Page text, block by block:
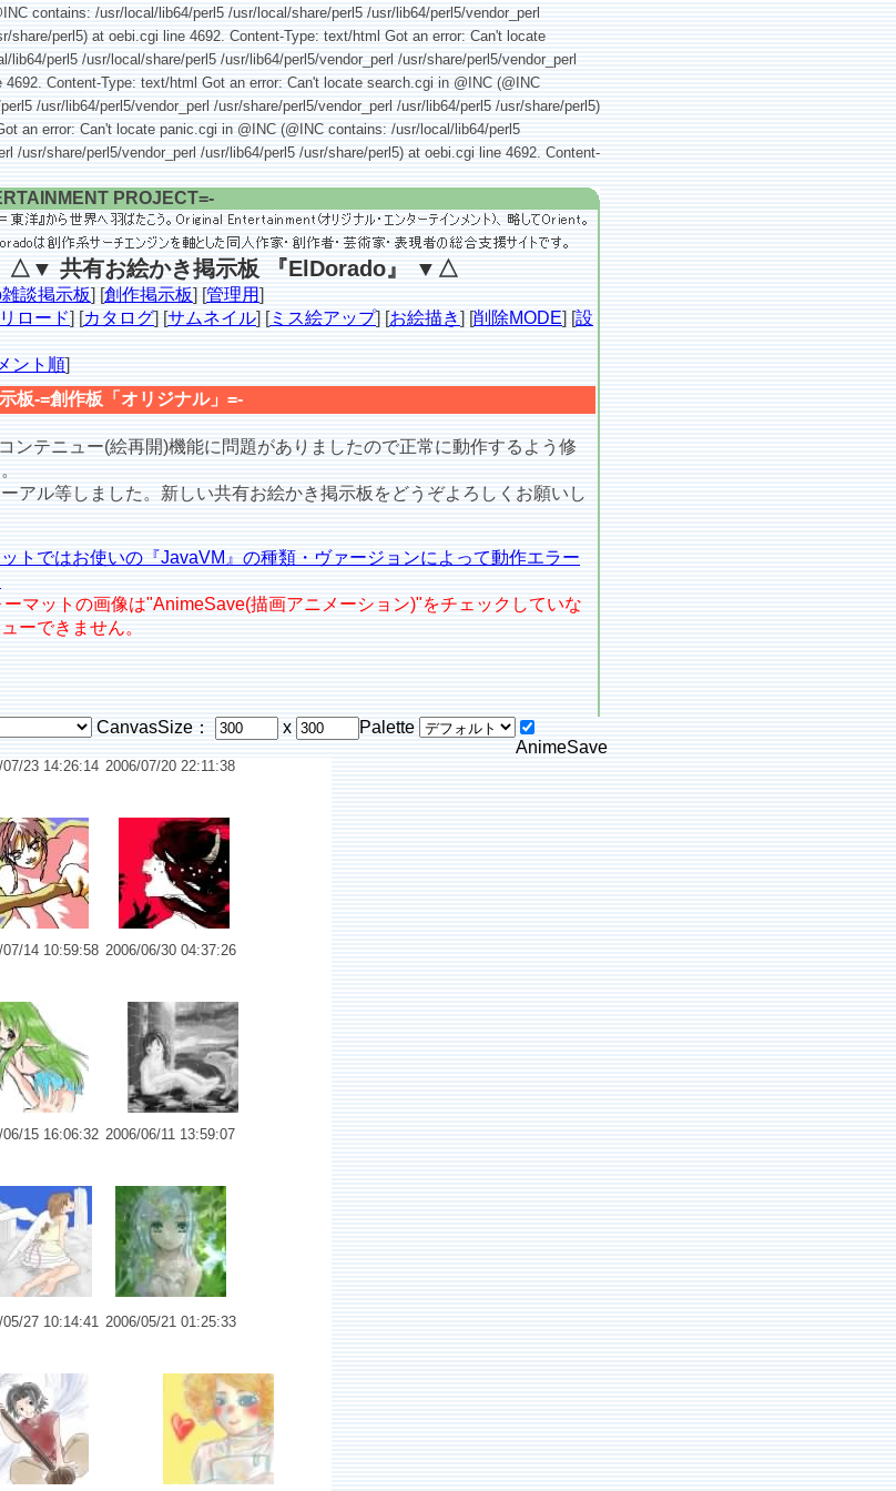
contains: /usr/local/lib64/perl5 /usr/local/share/perl5 /usr/lib64/perl5/vendor_perl
share/perl5) at oebi.cgi line 4692. Content-Type: text/html Got an error: Can't locate
perl5 /usr/local/share/perl5 /usr/lib64/perl5/vendor_perl /usr/share/perl5/vendor_perl
Content-Type: text/html Got an error: Can't locate search.cgi in @INC (@INC
/usr/lib64/perl5/vendor_perl /usr/share/perl5/vendor_perl /usr/lib64/perl5 /usr/share/perl5)
an error: Can't locate panic.cgi in @INC (@INC contains: /usr/local/lib64/perl5
/usr/share/perl5/vendor_perl /usr/lib64/perl5 /usr/share/perl5) at oebi.cgi line 4692. Content-
PROJECT=-
△▼ 共有お絵かき掲示板 『ElDorado』 ▼△
談掲示板] [創作掲示板] [管理用]
リロード] [カタログ] [サムネイル] [ミス絵アップ] [お絵描き] [削除MODE] [設
ント順]
板-=創作板「オリジナル」=-
ンテニュー(絵再開)機能に問題がありましたので正常に動作するよう修
アル等しました。新しい共有お絵かき掲示板をどうぞよろしくお願いし
トではお使いの『JavaVM』の種類・ヴァージョンによって動作エラー
マットの画像は"AnimeSave(描画アニメーション)"をチェックしていな
ーできません。
CanvasSize： x
Palette
AnimeSave
07/23 14:26:14 2006/07/20 22:11:38
07/14 10:59:58 2006/06/30 04:37:26
06/15 16:06:32 2006/06/11 13:59:07
05/27 10:14:41 2006/05/21 01:25:33